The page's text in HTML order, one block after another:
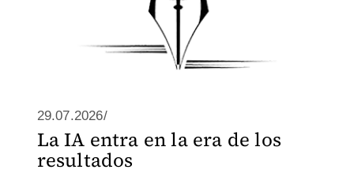
29.07.2026/
La IA entra en la era de los
resultados